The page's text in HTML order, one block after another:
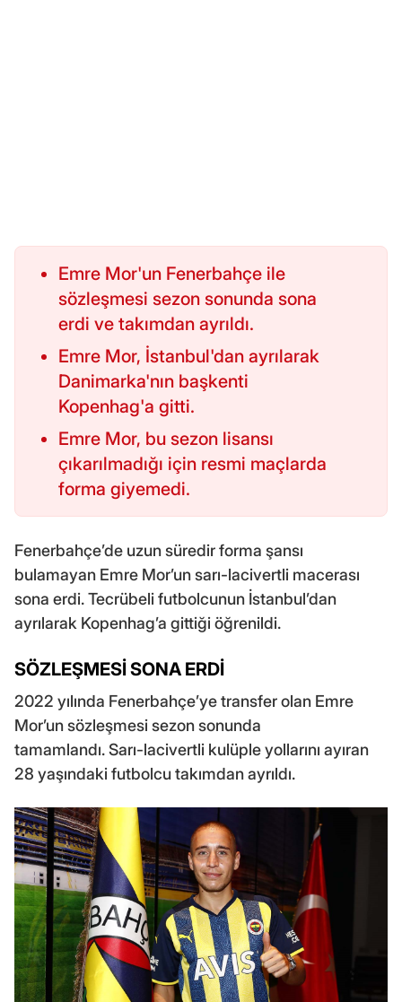
Emre Mor'un Fenerbahçe ile
sözleşmesi sezon sonunda sona
erdi ve takımdan ayrıldı.
Emre Mor, İstanbul'dan ayrılarak
Danimarka'nın başkenti
Kopenhag'a gitti.
Emre Mor, bu sezon lisansı
çıkarılmadığı için resmi maçlarda
forma giyemedi.
Fenerbahçe’de uzun süredir forma şansı
bulamayan Emre Mor’un sarı-lacivertli macerası
sona erdi. Tecrübeli futbolcunun İstanbul’dan
ayrılarak Kopenhag’a gittiği öğrenildi.
SÖZLEŞMESİ SONA ERDİ
2022 yılında Fenerbahçe’ye transfer olan Emre
Mor’un sözleşmesi sezon sonunda
tamamlandı. Sarı-lacivertli kulüple yollarını ayıran
28 yaşındaki futbolcu takımdan ayrıldı.